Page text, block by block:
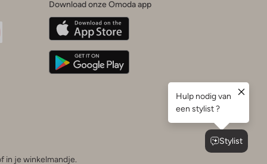
Download onze Omoda app
in je winkelmandje.